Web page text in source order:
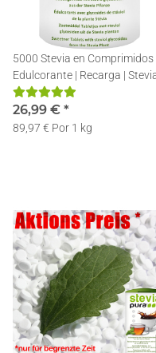
5000 Stevia en Comprimidos
Edulcorante | Recarga |
Pastillas + Dosificador
26,99 € *
89,97 € Por 1 kg